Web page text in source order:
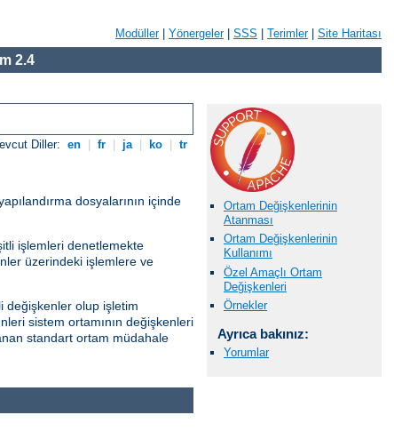
Modüller| Yönergeler| SSS Terimler| Site Haritası
2.4
Diller: en fr ja ko tr
dosyalarının içinde
işlemleri denetlemekte
üzerindeki işlemlere ve
değişkenler olup işletim
sistem ortamının değişkenleri
standart ortam müdahale
Ortam Değişkenlerinin
Atanması
Ortam Değişkenlerinin
Kullanımı
Özel Amaçlı Ortam
Değişkenleri
Örnekler
Ayrıca bakınız:
Yorumlar